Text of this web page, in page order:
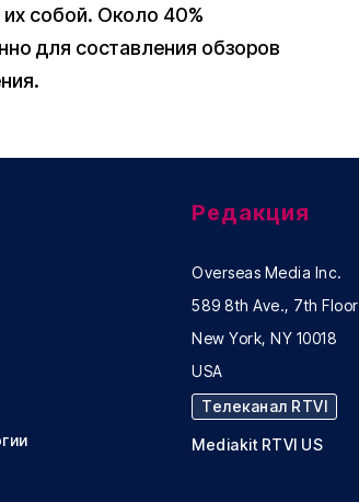
собой. Около 40%
для составления обзоров
Редакция
Overseas Media Inc.
589 8th Ave., 7th Floor
New York, NY 10018
USA
Телеканал RTVI
Mediakit RTVI US